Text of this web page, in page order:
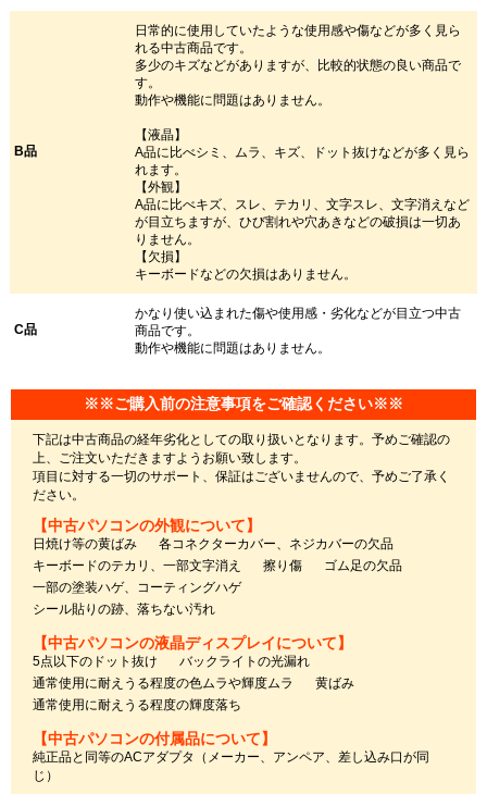
B品
日常的に使用していたような使用感や傷などが多く見ら
れる中古商品です。
多少のキズなどがありますが、比較的状態の良い商品で
す。
動作や機能に問題はありません。
【液晶】
A品に比べシミ、ムラ、キズ、ドット抜けなどが多く見ら
れます。
【外観】
A品に比べキズ、スレ、テカリ、文字スレ、文字消えなど
が目立ちますが、ひび割れや穴あきなどの破損は一切あ
りません。
【欠損】
キーボードなどの欠損はありません。
C品
かなり使い込まれた傷や使用感・劣化などが目立つ中古
商品です。
動作や機能に問題はありません。
※※ご購入前の注意事項をご確認ください※※
下記は中古商品の経年劣化としての取り扱いとなります。予めご確認の
上、ご注文いただきますようお願い致します。
項目に対する一切のサポート、保証はございませんので、予めご了承く
ださい。
【中古パソコンの外観について】
日焼け等の黄ばみ
各コネクターカバー、ネジカバーの欠品
キーボードのテカリ、一部文字消え
擦り傷
ゴム足の欠品
一部の塗装ハゲ、コーティングハゲ
シール貼りの跡、落ちない汚れ
【中古パソコンの液晶ディスプレイについて】
5点以下のドット抜け
バックライトの光漏れ
通常使用に耐えうる程度の色ムラや輝度ムラ
黄ばみ
通常使用に耐えうる程度の輝度落ち
【中古パソコンの付属品について】
純正品と同等のACアダプタ（メーカー、アンペア、差し込み口が同
じ）